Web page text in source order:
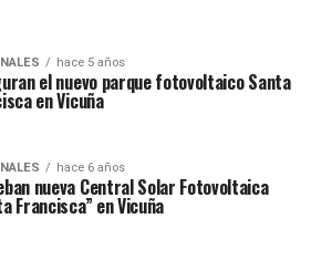
hace 5 años
el nuevo parque fotovoltaico Santa
en Vicuña
hace 6 años
nueva Central Solar Fotovoltaica
Francisca” en Vicuña